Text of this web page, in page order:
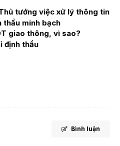
tướng việc xử lý thông tin
thầu minh bạch
giao thông, vì sao?
định thầu
Bình luận